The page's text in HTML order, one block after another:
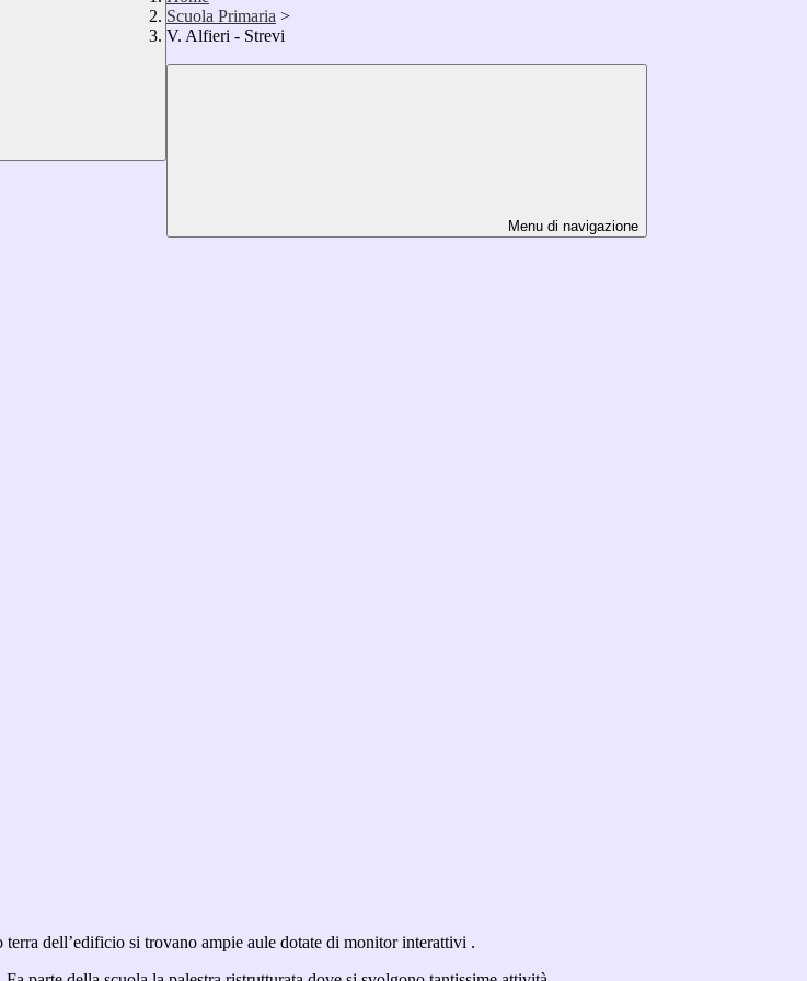
Scuola Primaria >
V. Alfieri - Strevi
Menu di navigazione
dell’edificio si trovano ampie aule dotate di monitor interattivi .